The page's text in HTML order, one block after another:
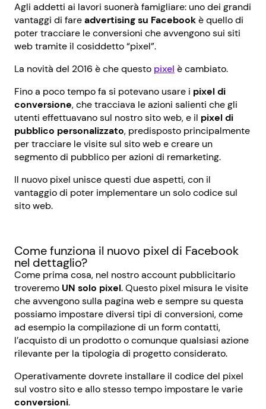
Agli addetti ai lavori suonerà famigliare: uno dei grandi
vantaggi di fareadvertising su Facebookè quello di
poter tracciare le conversioni che avvengono sui siti
web tramite il cosiddetto “pixel”.
La novità del 2016 è che questo pixel è cambiato.
Fino a poco tempo fa si potevano usare i pixel di
conversione, che tracciava le azioni salienti che gli
utenti effettuavano sul nostro sito web, e il pixel di
pubblico personalizzato, predisposto principalmente
per tracciare le visite sul sito web e creare un
segmento di pubblico per azioni di remarketing.
Il nuovo pixel unisce questi due aspetti, con il
vantaggio di poter implementare un solo codice sul
sito web.
Come funziona il nuovo pixel di Facebook
nel dettaglio?
Come prima cosa, nel nostro account pubblicitario
troveremo UN solo pixel.Questo pixel misura le visite
che avvengono sulla pagina web e sempre su questa
possiamo impostare diversi tipi di conversioni, come
ad esempio la compilazione di un form contatti,
l’acquisto di un prodotto o comunque qualsiasi azione
rilevante per la tipologia di progetto considerato.
Operativamente dovrete installare il codice del pixel
sul vostro sito e allo stesso tempo impostare le varie
conversioni.